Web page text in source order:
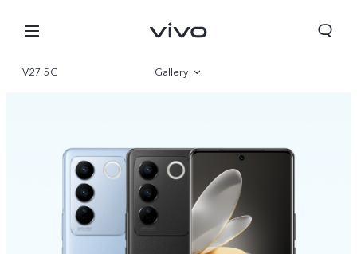
V27 5G Gallery
Parameter